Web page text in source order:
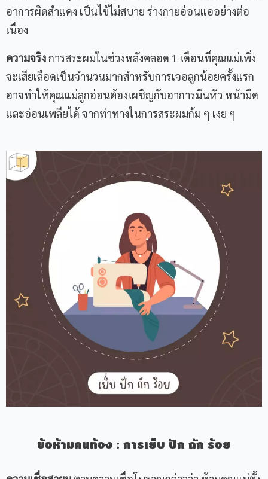
อาการผิดสำแดง เป็นไข้ไม่สบาย ร่างกายอ่อนแออย่างต่อ
เนื่อง
ความจริงการสระผมในช่วงหลังคลอด 1 เดือนที่คุณแม่เพิ่ง
จะเสียเลือดเป็นจำนวนมากสำหรับการเจอลูกน้อยครั้งแรก
อาจทำให้คุณแม่ลูกอ่อนต้องเผชิญกับอาการมึนหัว หน้ามืด
และอ่อนเพลียได้ จากท่าทางในการสระผมก้ม ๆ เงย ๆ
ข้อห้ามคนท้อง : การเย็บ ปัก ถัก ร้อย